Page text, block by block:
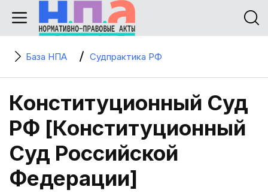
База НПА Судпрактика РФ
Конституционный Суд
РФ [Конституционный
Суд Российской
Федерации]